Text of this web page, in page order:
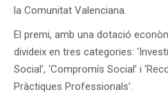
la Comunitat Valenciana.
El premi, amb una dotació
divideix en tres categories:
Social’, ‘Compromís Social’ i
Pràctiques Professionals’.